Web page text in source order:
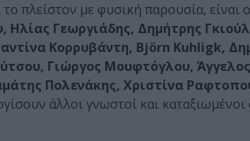
πλείστον με φυσική παρουσία, είναι
Γεωργιάδης, Δημήτρης
Κορρυβάντη, Björn Kuhligk,
Γιώργος Μουφτόγλου,
Πολενάκης, Χριστίνα
άλλοι γνωστοί και καταξιωμένοι